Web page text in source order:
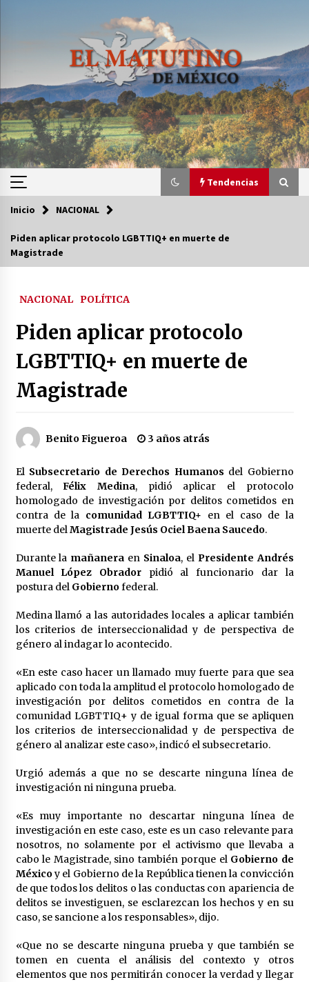
Tendencias
Tendencias
Héctor Díaz-Polanco renuncia a la presidencia
de Morena en la CDMX
SMN alerta por lluvias intensas, granizo y calor
extremo en gran parte de México
3 semanas atrás
Detienen a funcionario por presunto homicidio
del periodista Josué Martínez
3 semanas atrás
CNTE anuncia paso gratuito en peajes de CDMX
y acciones en 20 estados
Laura Itzel Castillo será la nueva secretaria de
las Mujeres, anuncia Sheinbaum
Sheinbaum descarta reunión entre CNTE y
Segob: «ya dimos nuestras propuestas»
2 meses atrás
Zar antidrogas de EE.UU.: “vamos por los
2 meses atrás
Trump anuncia acuerdo con Irán y el fin de
operaciones militares entre ambos países
2 meses atrás
Trump asegura que barcos cargados de
petróleo están empezando a salir de Ormuz
2 meses atrás
México libraría posible arancel de EE.UU. en
85% de sus exportaciones
2 meses atrás
Inicio NACIONAL
Piden aplicar protocolo LGBTTIQ+ en muerte de
Magistrade
NACIONAL POLÍTICA
Piden aplicar protocolo
LGBTTIQ+ en muerte de
Magistrade
Benito Figueroa 3 años atrás
El Subsecretario de Derechos Humanos del Gobierno
federal,Félix Medina, pidió aplicar el protocolo
homologado de investigación por delitos cometidos en
contra de la comunidad LGBTTIQ+ en el caso de la
muerte delMagistrade Jesús Ociel Baena Saucedo.
Durante la mañanera en Sinaloa, el Presidente Andrés
Manuel López Obradorpidió al funcionario dar la
postura del Gobiernofederal.
Medina llamó a las autoridades locales a aplicar también
los criterios de interseccionalidad y de perspectiva de
género al indagar lo acontecido.
«En este caso hacer un llamado muy fuerte para que sea
aplicado con toda la amplitud el protocolo homologado de
investigación por delitos cometidos en contra de la
comunidad LGBTTIQ+ y de igual forma que se apliquen
los criterios de interseccionalidad y de perspectiva de
género al analizar este caso», indicó el subsecretario.
Urgió además a que no se descarte ninguna línea de
investigación ni ninguna prueba.
«Es muy importante no descartar ninguna línea de
investigación en este caso, este es un caso relevante para
nosotros, no solamente por el activismo que llevaba a
cabo le Magistrade, sino también porque el Gobierno de
Méxicoy el Gobierno de la República tienen la convicción
de que todos los delitos o las conductas con apariencia de
delitos se investiguen, se esclarezcan los hechos y en su
caso, se sancione a los responsables», dijo.
«Que no se descarte ninguna prueba y que también se
tomen en cuenta el análisis del contexto y otros
elementos que nos permitirán conocer la verdad y llegar